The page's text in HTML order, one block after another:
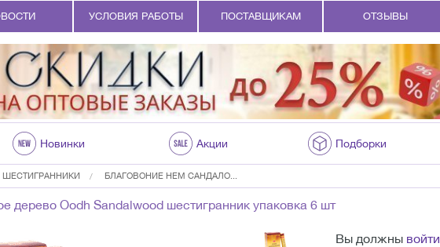
УСЛОВИЯ РАБОТЫ ПОСТАВЩИКАМ ОТЗЫВЫ
Новинки Акции Подборки
ШЕСТИГРАННИКИ БЛАГОВОНИЕ HEM САНДАЛО...
дерево Oodh Sandalwood шестигранник упаковка 6 шт
Вы должны войти